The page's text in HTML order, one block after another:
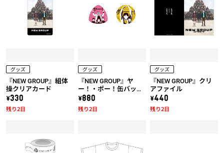
グッズ
『NEW GROUP』組体
操クリアカード
\330
残り2日
グッズ
『NEW GROUP』ヤ
ー！・ポー！缶バッジ
セット
\880
残り2日
グッズ
『NEW GROUP』クリ
アファイル
\440
残り2日